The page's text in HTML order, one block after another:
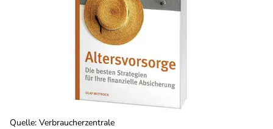
Quelle: Verbraucherzentrale